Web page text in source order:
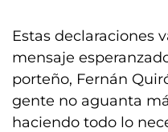
Estas declaraciones
mensaje
porteño, Fernán
gente no aguanta
haciendo todo lo